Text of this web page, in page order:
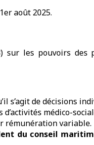
août 2025.
sur les pouvoirs
s’agit de décisions
médico-
rémunération variable.
du conseil